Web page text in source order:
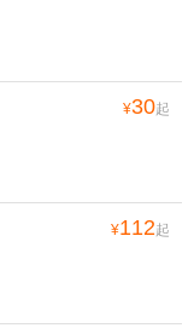
¥30起
¥112起